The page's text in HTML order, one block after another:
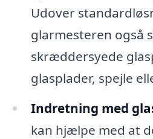
Udover
glarmesteren også
skræddersyede
glasplader, spejle
Indretning med
kan hjælpe med at